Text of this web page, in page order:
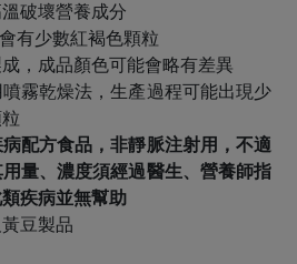
破壞營養成分
有少數紅褐色顆粒
，成品顏色可能會略有差異
霧乾燥法，生產過程可能出現少
配方食品，非靜脈注射用，不適
量、濃度須經過醫生、營養師指
疾病並無幫助
豆製品